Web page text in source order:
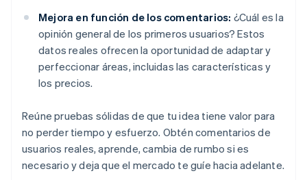
Mejora en función de los comentarios: ¿Cuál es la
opinión general de los primeros usuarios? Estos
datos reales ofrecen la oportunidad de adaptar y
perfeccionar áreas, incluidas las características y
los precios.
Reúne pruebas sólidas de que tu idea tiene valor para
no perder tiempo y esfuerzo. Obtén comentarios de
usuarios reales, aprende, cambia de rumbo si es
necesario y deja que el mercado te guíe hacia adelante.